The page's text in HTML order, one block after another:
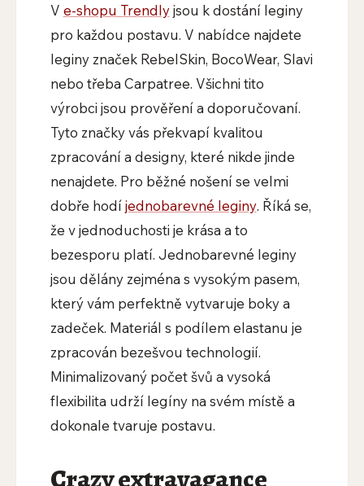
V e-shopu Trendlyjsou k dostání leginy
pro každou postavu. V nabídce najdete
leginy značek RebelSkin, BocoWear, Slavi
nebo třeba Carpatree. Všichni tito
výrobci jsou prověření a doporučovaní.
Tyto značky vás překvapí kvalitou
zpracování a designy, které nikde jinde
nenajdete. Pro běžné nošení se velmi
dobře hodíjednobarevné leginy. Říká se,
že v jednoduchosti je krása a to
bezesporu platí. Jednobarevné leginy
jsou dělány zejména s vysokým pasem,
který vám perfektně vytvaruje boky a
zadeček. Materiál s podílem elastanu je
zpracován bezešvou technologií.
Minimalizovaný počet švů a vysoká
flexibilita udrží legíny na svém místě a
dokonale tvaruje postavu.